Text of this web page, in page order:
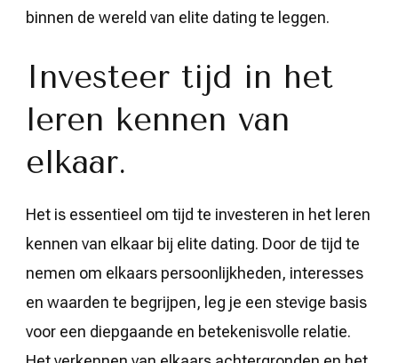
binnen de wereld van elite dating te leggen.
Investeer tijd in het
leren kennen van
elkaar.
Het is essentieel om tijd te investeren in het leren
kennen van elkaar bij elite dating. Door de tijd te
nemen om elkaars persoonlijkheden, interesses
en waarden te begrijpen, leg je een stevige basis
voor een diepgaande en betekenisvolle relatie.